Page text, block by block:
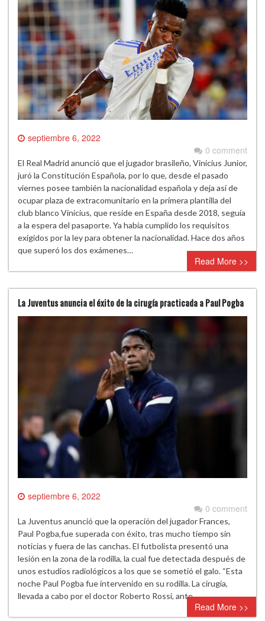
septiembre 6, 2022
0 comment
El Real Madrid anunció que el jugador brasileño, Vinicius Junior,
juró la Constitución Española, por lo que, desde el pasado
viernes posee también la nacionalidad española y deja así de
ocupar plaza de extracomunitario en la primera plantilla del
club blanco Vinicius, que reside en España desde 2018, seguía
a la espera del pasaporte. Ya había cumplido los requisitos
exigidos por la ley para obtener la nacionalidad. Hace dos años
que superó los dos exámenes…
Read More >>
La Juventus anuncia el éxito de la cirugía practicada a Paul Pogba
septiembre 6, 2022
0 comment
La Juventus anunció que la operación del jugador Frances,
Paul Pogba,fue superada con éxito, tras mucho tiempo sin
noticias y fuera de las canchas. El futbolista presentó una
lesión en la zona de la rodilla, la cual fue detectada después de
unos estudios radiológicos a los que se sometió el galo. “Esta
noche Paul Pogba fue intervenido en su rodilla. La cirugía,
llevada a cabo por el doctor Roberto Rossi, ante…
Read More >>